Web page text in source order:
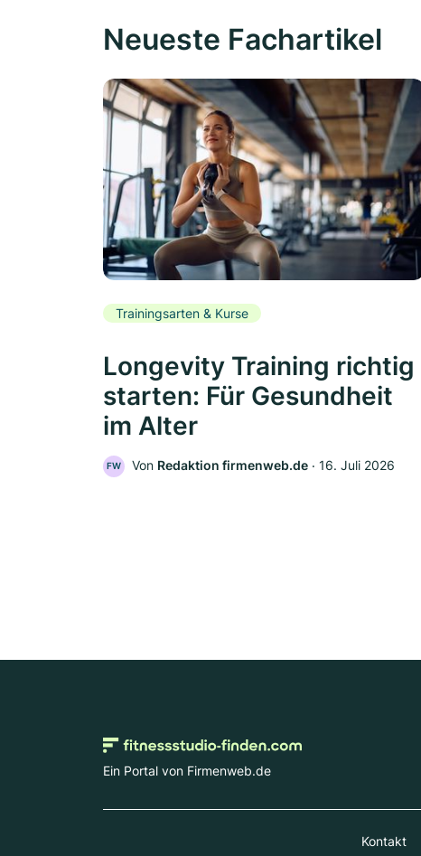
Neueste Fachartikel
Trainingsarten & Kurse
Longevity Training richtig
starten: Für Gesundheit
im Alter
FW Von Redaktion firmenweb.de ‧ 16. Juli 2026
Ein Portal von Firmenweb.de
Kontakt